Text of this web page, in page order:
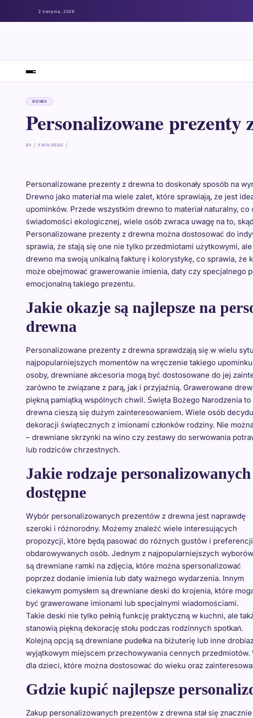
2 sierpnia, 2026
BIZNES
Personalizowane prezenty
BY 9 MIN READ
Personalizowane prezenty z drewna to doskonały sposób na
Drewno jako materiał ma wiele zalet, które sprawiają, że jest
upominków. Przede wszystkim drewno to materiał naturalny,
świadomości ekologicznej, wiele osób zwraca uwagę na to,
Personalizowane prezenty z drewna można dostosować do
sprawia, że stają się one nie tylko przedmiotami użytkowymi,
drewno ma swoją unikalną fakturę i kolorystykę, co sprawia,
może obejmować grawerowanie imienia, daty czy specjalnego
emocjonalną takiego prezentu.
Jakie okazje są najlepsze na
drewna
Personalizowane prezenty z drewna sprawdzają się w wielu
najpopularniejszych momentów na wręczenie takiego
osoby, drewniane akcesoria mogą być dostosowane do jej
zarówno te związane z parą, jak i przyjaźnią. Grawerowane
piękną pamiątką wspólnych chwil. Święta Bożego Narodzenia
drewna cieszą się dużym zainteresowaniem. Wiele osób
dekoracji świątecznych z imionami członków rodziny. Nie
– drewniane skrzynki na wino czy zestawy do serwowania
lub rodziców chrzestnych.
Jakie rodzaje
dostępne
Wybór personalizowanych prezentów z drewna jest naprawdę
szeroki i różnorodny. Możemy znaleźć wiele interesujących
propozycji, które będą pasować do różnych gustów i preferencji
obdarowywanych osób. Jednym z najpopularniejszych wyborów
są drewniane ramki na zdjęcia, które można spersonalizować
poprzez dodanie imienia lub daty ważnego wydarzenia. Innym
ciekawym pomysłem są drewniane deski do krojenia, które
być grawerowane imionami lub specjalnymi wiadomościami.
Takie deski nie tylko pełnią funkcję praktyczną w kuchni, ale
stanowią piękną dekorację stołu podczas rodzinnych spotkań.
Kolejną opcją są drewniane pudełka na biżuterię lub inne
wyjątkowym miejscem przechowywania cennych
dla dzieci, które można dostosować do wieku oraz
Gdzie kupić najlepsze
Zakup personalizowanych prezentów z drewna stał się